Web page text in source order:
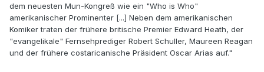
dem neuesten Mun-Kongreß wie ein "Who is Who"
amerikanischer Prominenter [...] Neben dem amerikanischen
Komiker traten der frühere britische Premier Edward Heath, der
"evangelikale" Fernsehprediger Robert Schuller, Maureen Reagan
und der frühere costaricanische Präsident Oscar Arias auf."